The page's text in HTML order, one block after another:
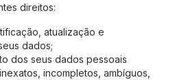
direitos:
atualização e
dados;
dos seus dados pessoais
incompletos, ambíguos,